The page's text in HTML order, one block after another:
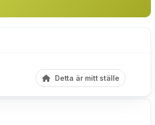
Detta är mitt ställe